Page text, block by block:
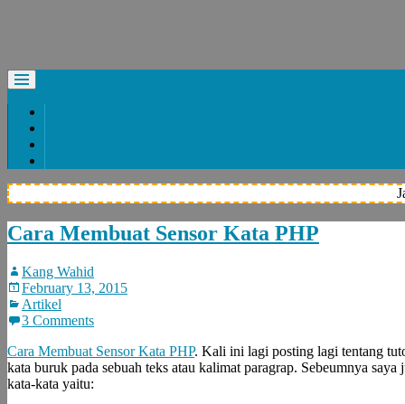
Cara Membuat Sensor Kata PHP
Kang Wahid
February 13, 2015
Artikel
3 Comments
Cara Membuat Sensor Kata PHP. Kali ini lagi posting lagi tentang
kata buruk pada sebuah teks atau kalimat paragrap. Sebeumnya saya
kata-kata yaitu: